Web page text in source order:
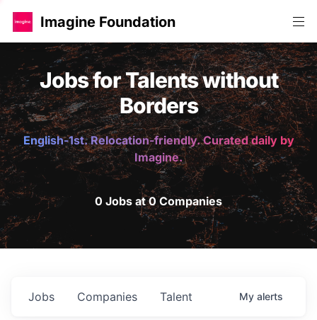
Imagine Foundation
Jobs for Talents without
Borders
English-1st. Relocation-friendly. Curated daily by
Imagine.
0 Jobs at 0 Companies
Jobs Companies Talent My alerts